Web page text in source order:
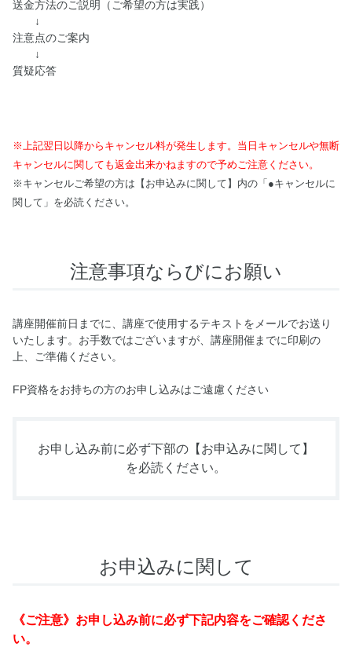
送金方法のご説明（ご希望の方は実践）
↓
注意点のご案内
↓
質疑応答
※上記翌日以降からキャンセル料が発生します。当日キャンセルや無断
キャンセルに関しても返金出来かねますので予めご注意ください。
※キャンセルご希望の方は【お申込みに関して】内の「●キャンセルに
関して」を必読ください。
注意事項ならびにお願い
講座開催前日までに、講座で使用するテキストをメールでお送り
いたします。お手数ではございますが、講座開催までに印刷の
上、ご準備ください。
FP資格をお持ちの方のお申し込みはご遠慮ください
お申し込み前に必ず下部の 【お申込みに関して】
を必読ください。
お申込みに関して
《ご注意》お申し込み前に必ず下記内容をご確認くださ
い。